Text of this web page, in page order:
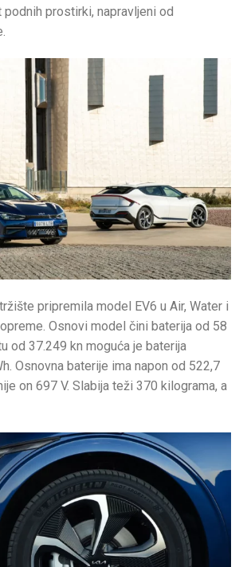
prostirki, napravljeni od
pripremila model EV6 u Air, Water i
Osnovi model čini baterija od 58
od 37.249 kn moguća je baterija
Osnovna baterije ima napon od 522,7
on 697 V. Slabija teži 370 kilograma, a